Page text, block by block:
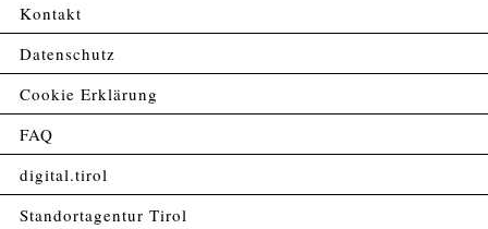
Kontakt
Datenschutz
Cookie Erklärung
FAQ
digital.tirol
Standortagentur Tirol